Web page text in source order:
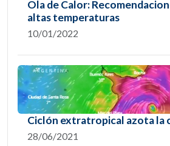
Ola de Calor:
altas temperaturas
10/01/2022
Ciclón extratropical azota la
28/06/2021